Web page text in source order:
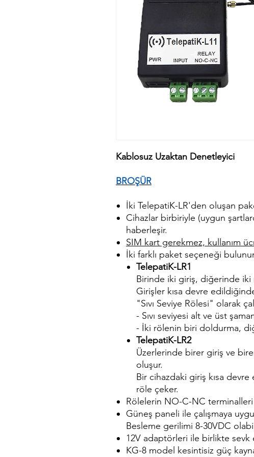
Kablosuz Uzaktan Denetleyici
BROŞÜR
İki TelepatiK-LR'den oluşan
Cihazlar birbiriyle (uygun
haberleşir.
SIM kart gerekmez, kullanım
İki farklı paket seçeneği
TelepatiK-LR1
Birinde iki giriş, diğerinde iki
Girişler kısa devre
"Sıvı Seviye Rölesi" olarak
- Sıvı seviyesi alt ve üst
- İki rölenin biri doldurma,
TelepatiK-LR2
Üzerlerinde birer giriş ve
oluşur.
Bir cihazdaki giriş kısa
röle çeker.
Rölelerin NO-C-NC
Güneş paneli ile çalışmaya
Besleme gerilimi 8-30VDC
12V adaptörleri ile birlikte sevk
KG-8 model kesintisiz güç